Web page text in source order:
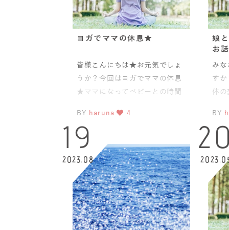
ヨガでママの休息★
皆様こんにちは★お元気でしょ
うか？今回はヨガでママの休息
★ママになってベビーとの時間
いつもママのエンジンがかかり
BY haruna 4
娘
お話
み
す
体
たり
BY
19
2023.08
20